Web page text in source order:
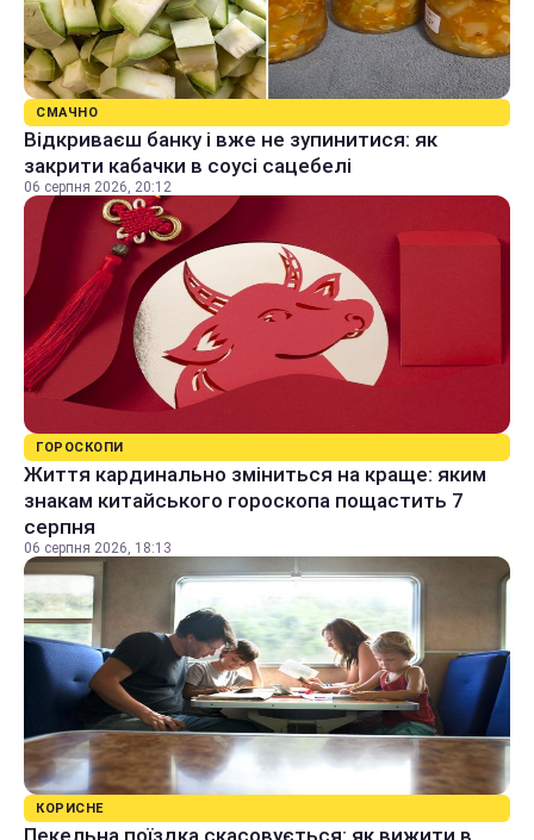
СМАЧНО
Відкриваєш банку і вже не зупинитися: як
закрити кабачки в соусі сацебелі
06 серпня 2026, 20:12
ГОРОСКОПИ
Життя кардинально зміниться на краще: яким
знакам китайського гороскопа пощастить 7
серпня
06 серпня 2026, 18:13
КОРИСНЕ